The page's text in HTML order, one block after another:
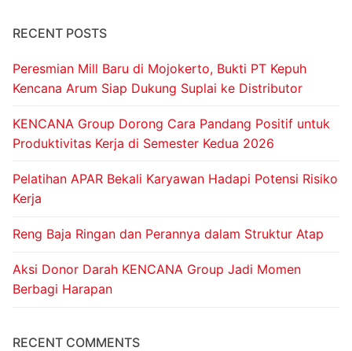
RECENT POSTS
Peresmian Mill Baru di Mojokerto, Bukti PT Kepuh
Kencana Arum Siap Dukung Suplai ke Distributor
KENCANA Group Dorong Cara Pandang Positif untuk
Produktivitas Kerja di Semester Kedua 2026
Pelatihan APAR Bekali Karyawan Hadapi Potensi Risiko
Kerja
Reng Baja Ringan dan Perannya dalam Struktur Atap
Aksi Donor Darah KENCANA Group Jadi Momen
Berbagi Harapan
RECENT COMMENTS